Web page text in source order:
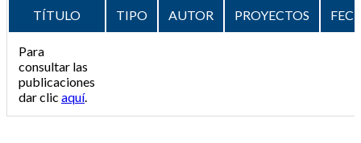
TÍTULO TIPO AUTOR PROYECTOS
Para
consultar las
publicaciones
dar clic aquí.